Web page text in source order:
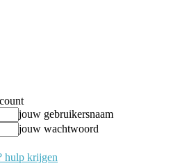
jouw gebruikersnaam
jouw wachtwoord
hulp krijgen